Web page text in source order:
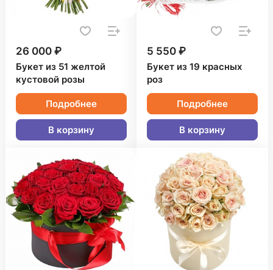
26 000 ₽
Букет из 51 желтой
кустовой розы
Подробнее
В корзину
5 550 ₽
Букет из 19 красных
роз
Подробнее
В корзину